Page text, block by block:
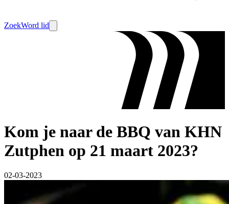
ZoekWord lid
Kom je naar de BBQ van KHN
Zutphen op 21 maart 2023?
02-03-2023